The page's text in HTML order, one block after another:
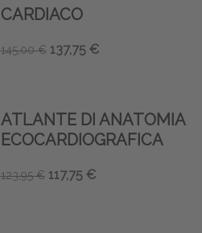
CARDIACO
145,00 € 137,75 €
ATLANTE DI ANATOMIA
ECOCARDIOGRAFICA
123,95 € 117,75 €